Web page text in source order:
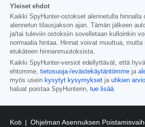
Yleiset ehdot
Kaikki SpyHunter-ostokset alennetulla hinnalla
alennetun tilausjakson ajan. Tämän jälkeen
ja/tai tuleviin ostoksiin sovelletaan kulloinkin
normaalia hintaa. Hinnat voivat muuttua,
etukäteen hinnanmuutoksista.
Kaikki SpyHunter-versiot edellyttävät, että
ehtomme, tietosuoja-/evästekäytäntömme ja
myös usein kysytyt kysymykset ja uhkien
haluat poistaa SpyHunterin, lue lisää.
Koti Ohjelman Asennuksen